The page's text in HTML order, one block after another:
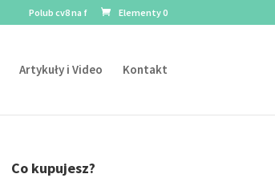
Polub cv8 na f Elementy 0
Artykuły i Video Kontakt
Co kupujesz?